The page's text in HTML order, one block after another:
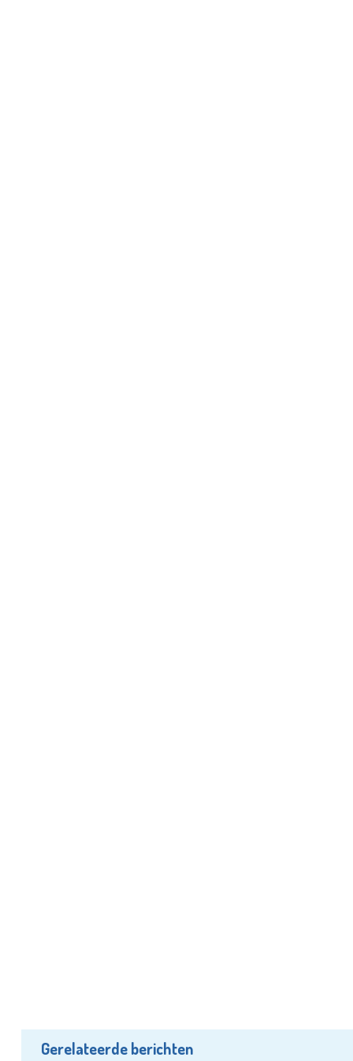
Gerelateerde berichten